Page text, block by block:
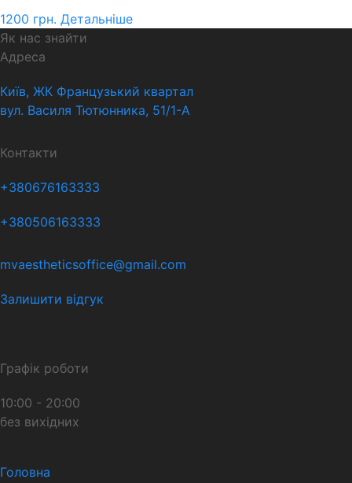
1200 грн. Детальніше
Як нас знайти
Адреса
Київ, ЖК Французький квартал
вул. Василя Тютюнника, 51/1-А
Контакти
+380676163333
+380506163333
mvaestheticsoffice@gmail.com
Залишити відгук
Графік роботи
10:00 - 20:00
без вихідних
Головна